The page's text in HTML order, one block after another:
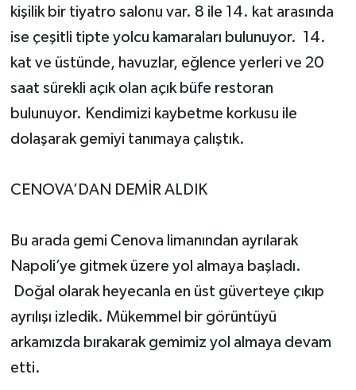
kişilik bir tiyatro salonu var. 8 ile 14. kat arasında
ise çeşitli tipte yolcu kamaraları bulunuyor. 14.
kat ve üstünde, havuzlar, eğlence yerleri ve 20
saat sürekli açık olan açık büfe restoran
bulunuyor. Kendimizi kaybetme korkusu ile
dolaşarak gemiyi tanımaya çalıştık.
CENOVA’DAN DEMİR ALDIK
Bu arada gemi Cenova limanından ayrılarak
Napoli’ye gitmek üzere yol almaya başladı.
Doğal olarak heyecanla en üst güverteye çıkıp
ayrılışı izledik. Mükemmel bir görüntüyü
arkamızda bırakarak gemimiz yol almaya devam
etti.